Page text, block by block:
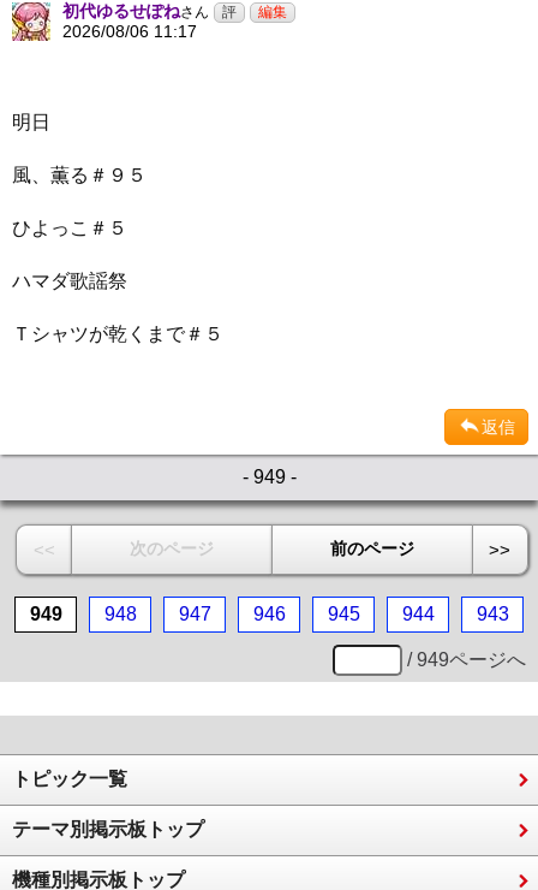
初代ゆるせぽねさん
2026/08/06 11:17
明日
風、薫る＃９５
ひよっこ＃５
ハマダ歌謡祭
Ｔシャツが乾くまで＃５
返信
- 949 -
<< 次のページ 前のページ >>
949 948 947 946 945 944 943
/ 949ページへ
トピック一覧
テーマ別掲示板トップ
機種別掲示板トップ